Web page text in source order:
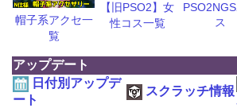
帽子系アクセ一
覧
【旧PSO2】女
性コス一覧
ス
アップデート
日付別アップデ
ート
スクラッチ情報